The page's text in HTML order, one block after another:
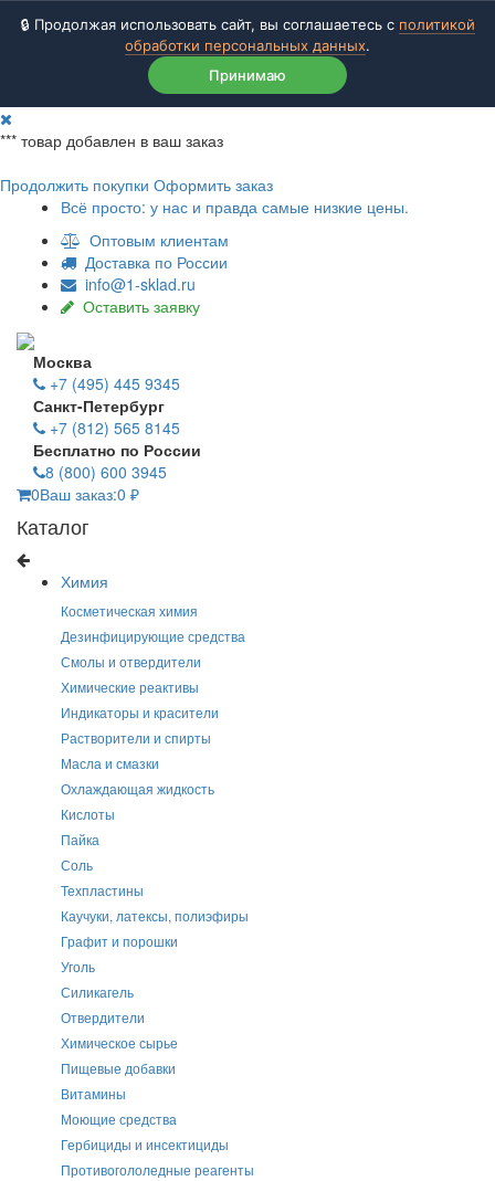
🔒 Продолжая использовать сайт, вы соглашаетесь с политикой
обработки персональных данных.
Принимаю
*** товар добавлен в ваш заказ
Продолжить покупки Оформить заказ
Всё просто: у нас и правда самые низкие цены.
Оптовым клиентам
Доставка по России
info@1-sklad.ru
Оставить заявку
Москва
+7 (495) 445 9345
Санкт-Петербург
+7 (812) 565 8145
Бесплатно по России
8 (800) 600 3945
0Ваш заказ:0 ₽
Каталог
Химия
Косметическая химия
Дезинфицирующие средства
Смолы и отвердители
Химические реактивы
Индикаторы и красители
Растворители и спирты
Масла и смазки
Охлаждающая жидкость
Кислоты
Пайка
Соль
Техпластины
Каучуки, латексы, полиэфиры
Графит и порошки
Уголь
Силикагель
Отвердители
Химическое сырье
Пищевые добавки
Витамины
Моющие средства
Гербициды и инсектициды
Противогололедные реагенты